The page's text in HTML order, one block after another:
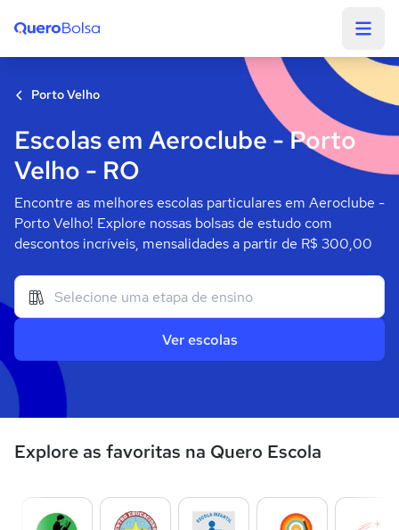
Porto Velho
Escolas em Aeroclube - Porto
Velho - RO
Encontre as melhores escolas particulares em Aeroclube -
Porto Velho! Explore nossas bolsas de estudo com
descontos incríveis, mensalidades a partir de R$ 300,00
Ver escolas
Explore as favoritas na Quero Escola